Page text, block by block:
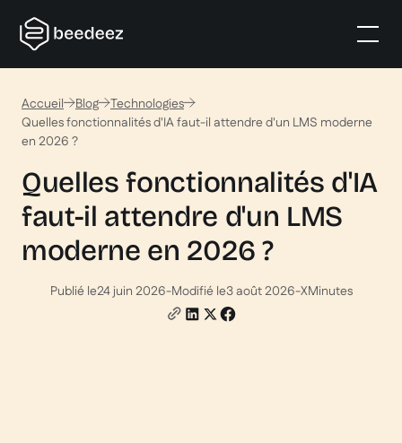
Accueil Blog
Technologies
Quelles fonctionnalités d'IA faut-il attendre d'un LMS moderne
en 2026 ?
Quelles fonctionnalités d'IA
faut-il attendre d'un LMS
moderne en 2026 ?
Publié le24 juin 2026-Modifié le3 août 2026-XMinutes